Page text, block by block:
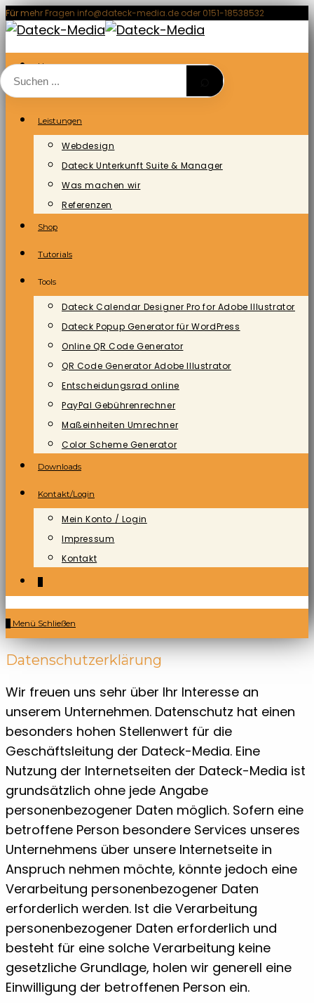
Zum
Inhalt
springen
Für mehr Fragen info@dateck-media.de oder 0151-18538532
Home
Leistungen
Webdesign
Dateck Unterkunft Suite & Manager
Was machen wir
Referenzen
Shop
Tutorials
Tools
Dateck Calendar Designer Pro for Adobe Illustrator
Dateck Popup Generator für WordPress
Online QR Code Generator
QR Code Generator Adobe Illustrator
Entscheidungsrad online
PayPal Gebührenrechner
Maßeinheiten Umrechner
Color Scheme Generator
Downloads
Kontakt/Login
Mein Konto / Login
Impressum
Kontakt
Menü Schließen
Datenschutzerklärung
Wir freuen uns sehr über Ihr Interesse an
unserem Unternehmen. Datenschutz hat einen
besonders hohen Stellenwert für die
Geschäftsleitung der Dateck-Media. Eine
Nutzung der Internetseiten der Dateck-Media ist
grundsätzlich ohne jede Angabe
personenbezogener Daten möglich. Sofern eine
betroffene Person besondere Services unseres
Unternehmens über unsere Internetseite in
Anspruch nehmen möchte, könnte jedoch eine
Verarbeitung personenbezogener Daten
erforderlich werden. Ist die Verarbeitung
personenbezogener Daten erforderlich und
besteht für eine solche Verarbeitung keine
gesetzliche Grundlage, holen wir generell eine
Einwilligung der betroffenen Person ein.